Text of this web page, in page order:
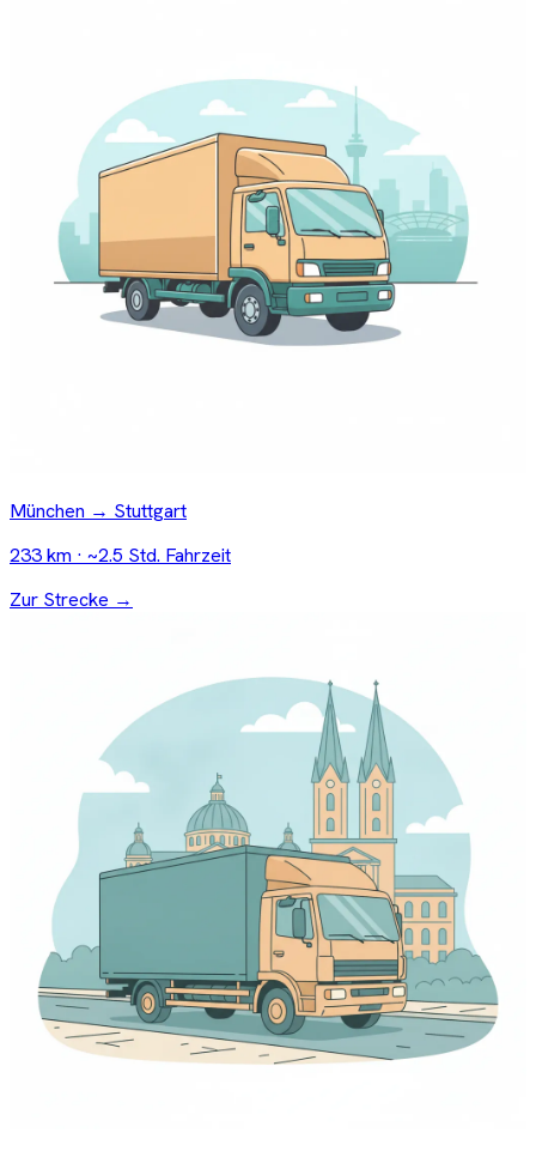
München → Stuttgart
233 km · ~2.5 Std. Fahrzeit
Zur Strecke →